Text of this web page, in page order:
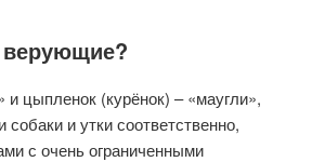
верующие?
и цыпленок (курёнок) – «маугли»,
и утки соответственно,
с очень ограниченными